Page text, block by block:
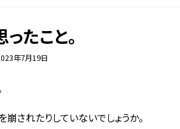
たこと。
年7月19日
されたりしていないでしょうか。